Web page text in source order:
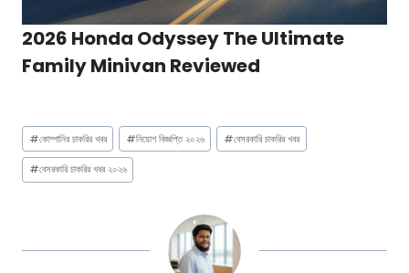
2026 Honda Odyssey The Ultimate
Family Minivan Reviewed
Post
Tags:
#কোম্পানির চাকরির খবর #নিয়োগ বিজ্ঞপ্তি ২০২৬ #বেসরকারি চাকরির খবর
#বেসরকারি চাকরির খবর ২০২৬